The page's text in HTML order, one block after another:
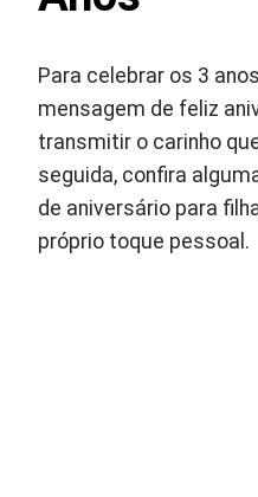
Para celebrar os 3
mensagem de feliz
transmitir o carinho
seguida, confira
de aniversário para
próprio toque pessoal.